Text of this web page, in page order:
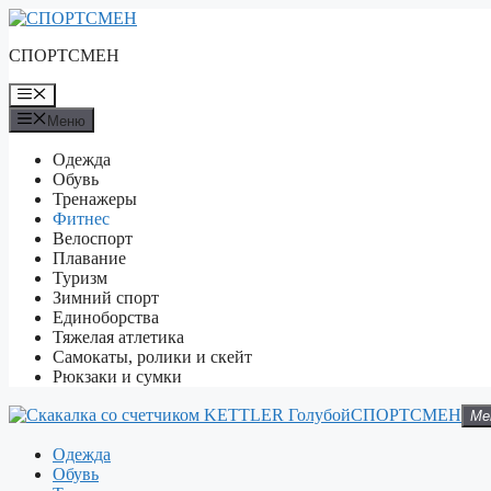
Перейти
содержимому
СПОРТСМЕН
Меню
Меню
Одежда
Обувь
Тренажеры
Фитнес
Велоспорт
Плавание
Туризм
Зимний спорт
Единоборства
Тяжелая атлетика
Самокаты, ролики и скейт
Рюкзаки и сумки
СПОРТСМЕН
Одежда
Обувь